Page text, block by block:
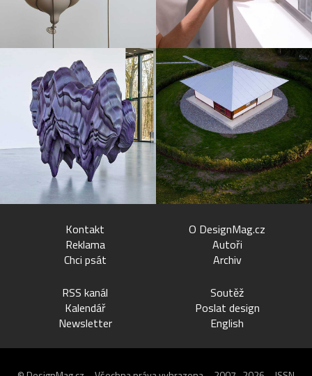
Kontakt
Reklama
Chci psát
O DesignMag.cz
Autoři
Archiv
RSS kanál
Kalendář
Newsletter
Soutěž
Poslat design
English